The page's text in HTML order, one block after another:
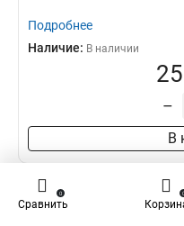
Подробнее
Наличие: В наличии
–
В
Сравнить
0 0